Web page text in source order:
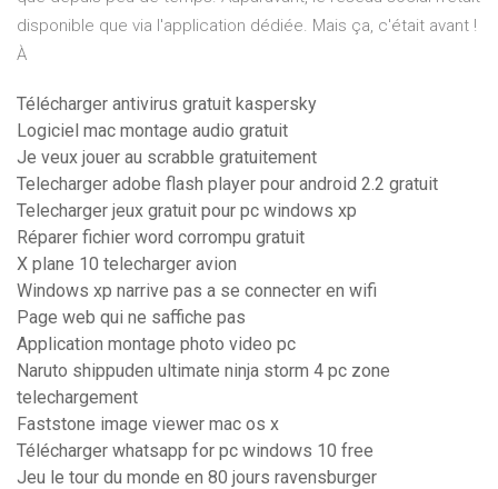
disponible que via l'application dédiée. Mais ça, c'était avant !
À
Télécharger antivirus gratuit kaspersky
Logiciel mac montage audio gratuit
Je veux jouer au scrabble gratuitement
Telecharger adobe flash player pour android 2.2 gratuit
Telecharger jeux gratuit pour pc windows xp
Réparer fichier word corrompu gratuit
X plane 10 telecharger avion
Windows xp narrive pas a se connecter en wifi
Page web qui ne saffiche pas
Application montage photo video pc
Naruto shippuden ultimate ninja storm 4 pc zone
telechargement
Faststone image viewer mac os x
Télécharger whatsapp for pc windows 10 free
Jeu le tour du monde en 80 jours ravensburger